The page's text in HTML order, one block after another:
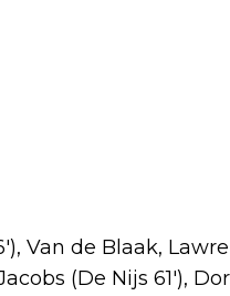
Van de Blaak,
(De Nijs 61'),